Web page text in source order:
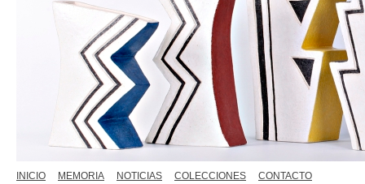
INICIO MEMORIA NOTICIAS COLECCIONES CONTACTO